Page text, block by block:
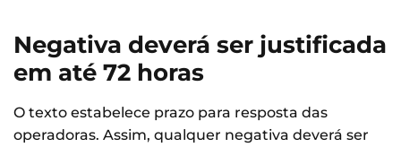
Negativa deverá ser justificada
em até 72 horas
O texto estabelece prazo para resposta das
operadoras. Assim, qualquer negativa deverá ser